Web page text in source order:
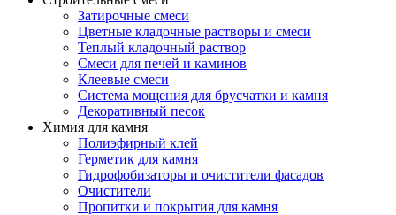
Затирочные смеси
Цветные кладочные растворы и смеси
Теплый кладочный раствор
Смеси для печей и каминов
Клеевые смеси
Система мощения для брусчатки и камня
Декоративный песок
Химия для камня
Полиэфирный клей
Герметик для камня
Гидрофобизаторы и очистители фасадов
Очистители
Пропитки и покрытия для камня